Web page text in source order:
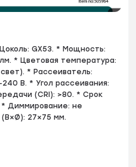
GX53. * Мощность:
* Цветовая температура:
* Рассеиватель:
В. * Угол рассеивания:
(CRI): >80. * Срок
Диммирование: не
27×75 мм.